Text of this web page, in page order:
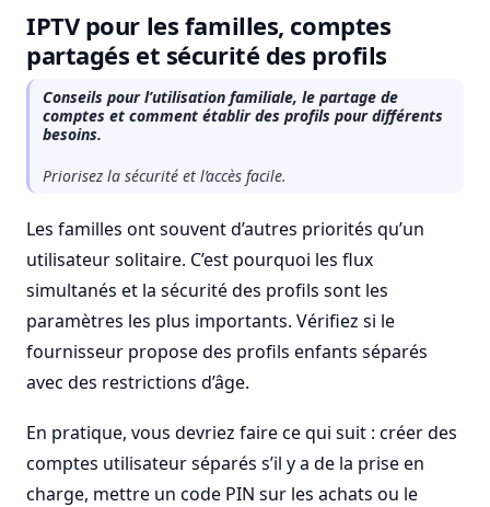
IPTV pour les familles, comptes
partagés et sécurité des profils
Conseils pour l’utilisation familiale, le partage de
comptes et comment établir des profils pour différents
besoins.
Priorisez la sécurité et l’accès facile.
Les familles ont souvent d’autres priorités qu’un
utilisateur solitaire. C’est pourquoi les flux
simultanés et la sécurité des profils sont les
paramètres les plus importants. Vérifiez si le
fournisseur propose des profils enfants séparés
avec des restrictions d’âge.
En pratique, vous devriez faire ce qui suit : créer des
comptes utilisateur séparés s’il y a de la prise en
charge, mettre un code PIN sur les achats ou le